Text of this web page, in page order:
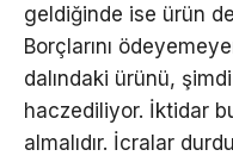
geldiğinde ise ürün
Borçlarını
dalındaki ürünü,
haczediliyor. İktidar
almalıdır. İcralar